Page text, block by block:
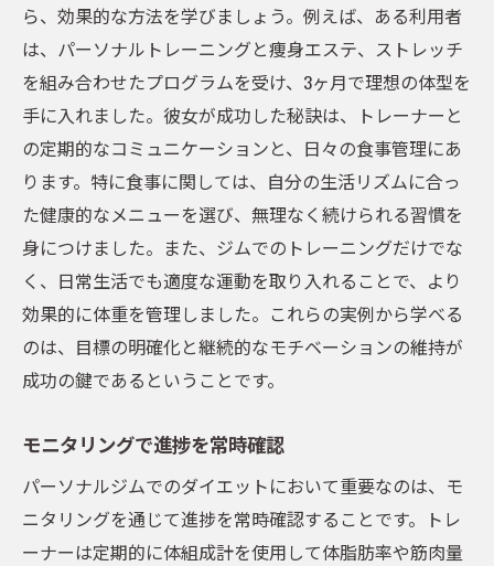
ら、効果的な方法を学びましょう。例えば、ある利用者
は、パーソナルトレーニングと痩身エステ、ストレッチ
を組み合わせたプログラムを受け、3ヶ月で理想の体型を
手に入れました。彼女が成功した秘訣は、トレーナーと
の定期的なコミュニケーションと、日々の食事管理にあ
ります。特に食事に関しては、自分の生活リズムに合っ
た健康的なメニューを選び、無理なく続けられる習慣を
身につけました。また、ジムでのトレーニングだけでな
く、日常生活でも適度な運動を取り入れることで、より
効果的に体重を管理しました。これらの実例から学べる
のは、目標の明確化と継続的なモチベーションの維持が
成功の鍵であるということです。
モニタリングで進捗を常時確認
パーソナルジムでのダイエットにおいて重要なのは、モ
ニタリングを通じて進捗を常時確認することです。トレ
ーナーは定期的に体組成計を使用して体脂肪率や筋肉量